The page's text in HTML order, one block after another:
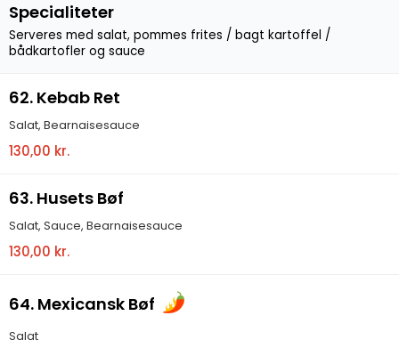
Specialiteter
Serveres med salat, pommes frites / bagt kartoffel /
bådkartofler og sauce
62. Kebab Ret
Salat, Bearnaisesauce
130,00 kr.
63. Husets Bøf
Salat, Sauce, Bearnaisesauce
130,00 kr.
64. Mexicansk Bøf
Salat